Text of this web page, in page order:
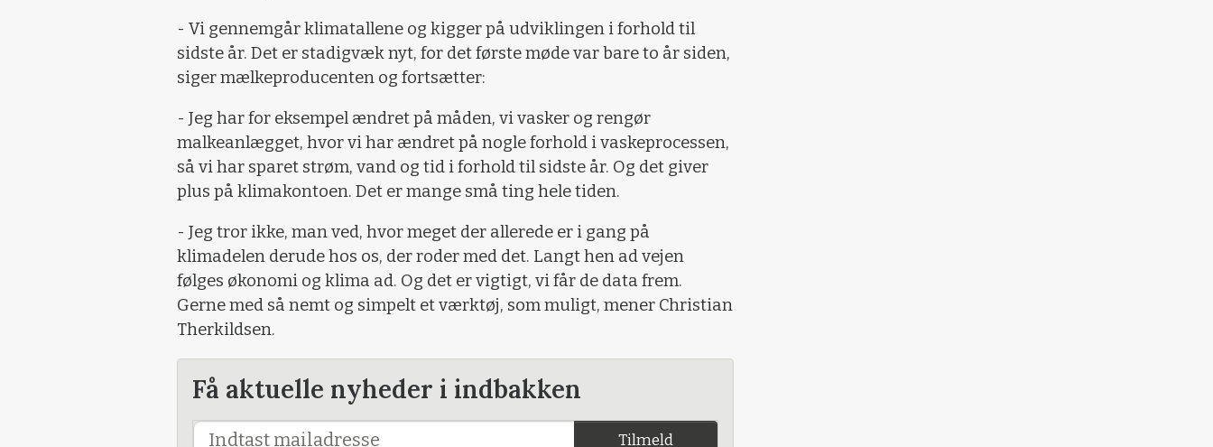
- Vi gennemgår klimatallene og kigger på udviklingen i forhold til
sidste år. Det er stadigvæk nyt, for det første møde var bare to år siden,
siger mælkeproducenten og fortsætter:
- Jeg har for eksempel ændret på måden, vi vasker og rengør
malkeanlægget, hvor vi har ændret på nogle forhold i vaskeprocessen,
så vi har sparet strøm, vand og tid i forhold til sidste år. Og det giver
plus på klimakontoen. Det er mange små ting hele tiden.
- Jeg tror ikke, man ved, hvor meget der allerede er i gang på
klimadelen derude hos os, der roder med det. Langt hen ad vejen
følges økonomi og klima ad. Og det er vigtigt, vi får de data frem.
Gerne med så nemt og simpelt et værktøj, som muligt, mener Christian
Therkildsen.
Få aktuelle nyheder i indbakken
Tilmeld